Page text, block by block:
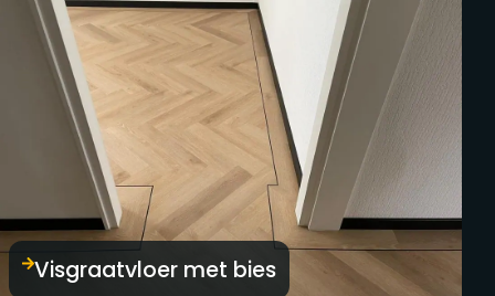
Visgraatvloer met bies